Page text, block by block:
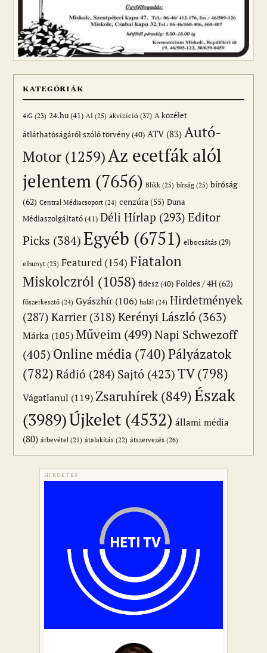
KATEGÓRIÁK
4iG (23) 24.hu(41) AI (25) akvizíció (37) A közélet
átláthatóságáról szóló törvény(40) ATV(83) Autó-
Motor (1259)Az ecetfák alól
jelentem (7656) Blikk (25) bírság (25) bíróság
(62) Central Médiacsoport (24) cenzúra(55) Duna
Médiaszolgáltató(41) Déli Hírlap (293) Editor
Picks (384)Egyéb (6751) elbocsátás (29)
elhunyt (23) Featured (154) Fiatalon
Miskolczról (1058) fidesz(40) Földes / 4H(62)
főszerkesztő (24) Gyászhír (106) halál (24) Hirdetmények
(287) Karrier(318) Kerényi László (363)
Márka (105) Műveim (499)Napi Schwezoff
(405) Online média (740)Pályázatok
(782) Rádió (284) Sajtó (423)TV(798)
Vágatlanul (119)Zsaruhírek(849)Észak
(3989)Újkelet (4532) állami média
(80) árbevétel (21) átalakítás (22) átszervezés (26)
HIRDETÉS